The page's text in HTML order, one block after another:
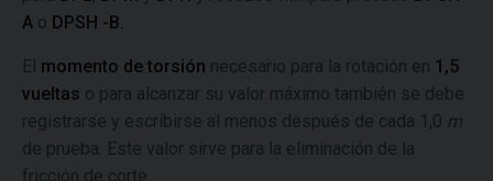
A o DPSH -B.
El momento de torsión necesario para la rotación en 1,5
vueltas o para alcanzar su valor máximo también se debe
registrarse y escribirse al menos después de cada 1,0 m
de prueba. Este valor sirve para la eliminación de la
fricción de corte.